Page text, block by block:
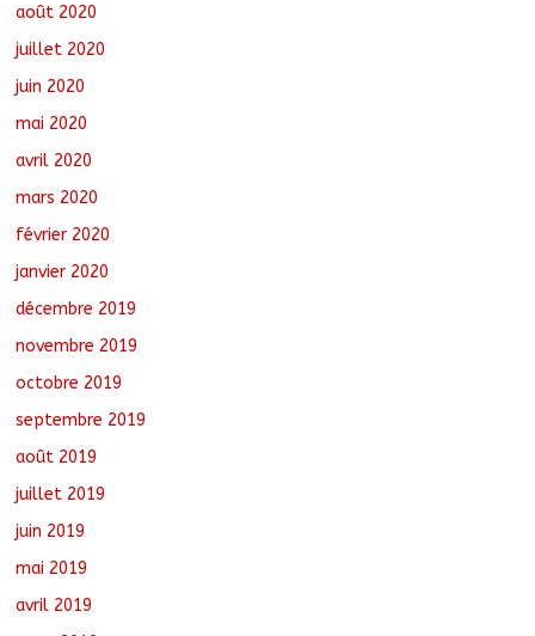
août 2020
juillet 2020
juin 2020
mai 2020
avril 2020
mars 2020
février 2020
janvier 2020
décembre 2019
novembre 2019
octobre 2019
septembre 2019
août 2019
juillet 2019
juin 2019
mai 2019
avril 2019